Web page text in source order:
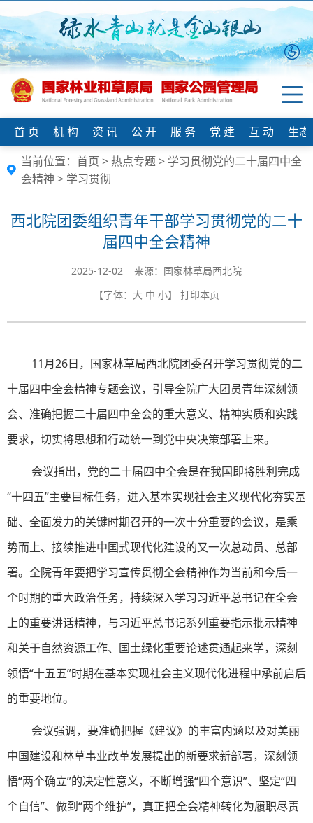
首 页 机 构 资 讯 公 开 服 务 党 建 互 动
生
当前位置： 首页 > 热点专题> 学习贯彻党的二十届四中全
会精神 > 学习贯彻
西北院团委组织青年干部学习贯彻党的二十
届四中全会精神
2025-12-02 来源：国家林草局西北院
【字体： 大 中 小】 打印本页
11月26日，国家林草局西北院团委召开学习贯彻党的二
十届四中全会精神专题会议，引导全院广大团员青年深刻领
会、准确把握二十届四中全会的重大意义、精神实质和实践
要求，切实将思想和行动统一到党中央决策部署上来。
会议指出，党的二十届四中全会是在我国即将胜利完成
“十四五”主要目标任务，进入基本实现社会主义现代化夯实基
础、全面发力的关键时期召开的一次十分重要的会议，是乘
势而上、接续推进中国式现代化建设的又一次总动员、总部
署。全院青年要把学习宣传贯彻全会精神作为当前和今后一
个时期的重大政治任务，持续深入学习习近平总书记在全会
上的重要讲话精神，与习近平总书记系列重要指示批示精神
和关于自然资源工作、国土绿化重要论述贯通起来学，深刻
领悟“十五五”时期在基本实现社会主义现代化进程中承前启后
的重要地位。
会议强调，要准确把握《建议》的丰富内涵以及对美丽
中国建设和林草事业改革发展提出的新要求新部署，深刻领
悟“两个确立”的决定性意义，不断增强“四个意识”、坚定“四
个自信”、做到“两个维护”，真正把全会精神转化为履职尽责